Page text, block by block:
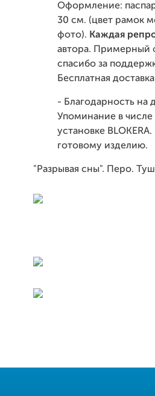
Оформление:
30 см. (цвет рамок
фото). Каждая
автора. Примерный
спасибо за
Бесплатная
- Благодарность на
Упоминание в
установке
готовому изделию.
"Разрывая сны". Перо.